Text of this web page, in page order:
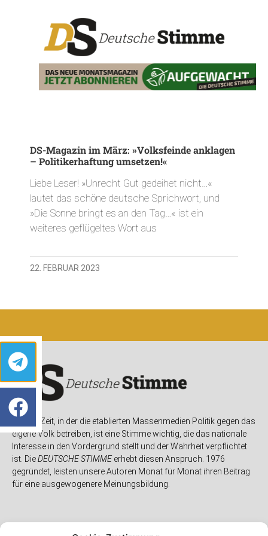
DS-Magazin im März: »Volksfeinde anklagen
– Politikerhaftung umsetzen!«
Liebe Leser! »Unrecht Gut gedeihet nicht…«
lautet das schöne deutsche Sprichwort, und
»Die Sonne bringt es an den Tag…« ist ein
weiteres geflügeltes Wort aus
22. FEBRUAR 2023
In einer Zeit, in der die etablierten Massenmedien Politik gegen das
eigene Volk betreiben, ist eine Stimme wichtig, die das nationale
Interesse in den Vordergrund stellt und der Wahrheit verpflichtet
ist. DieDEUTSCHE STIMMEerhebt diesen Anspruch. 1976
gegründet, leisten unsere Autoren Monat für Monat ihren Beitrag
für eine ausgewogenere Meinungsbildung.